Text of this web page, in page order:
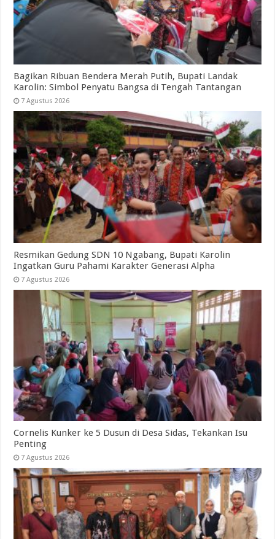
Bagikan Ribuan Bendera Merah Putih, Bupati Landak
Karolin: Simbol Penyatu Bangsa di Tengah Tantangan
7 Agustus 2026
Resmikan Gedung SDN 10 Ngabang, Bupati Karolin
Ingatkan Guru Pahami Karakter Generasi Alpha
7 Agustus 2026
Cornelis Kunker ke 5 Dusun di Desa Sidas, Tekankan Isu
Penting
7 Agustus 2026